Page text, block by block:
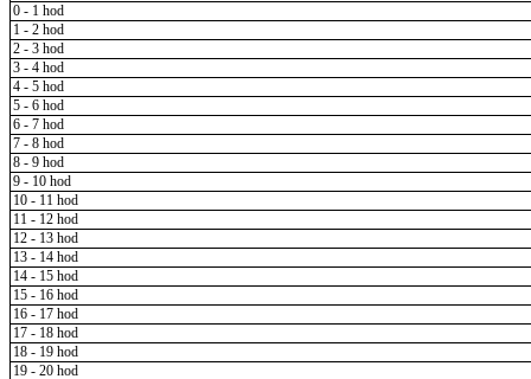
0 - 1 hod
1 - 2 hod
2 - 3 hod
3 - 4 hod
4 - 5 hod
5 - 6 hod
6 - 7 hod
7 - 8 hod
8 - 9 hod
9 - 10 hod
10 - 11 hod
11 - 12 hod
12 - 13 hod
13 - 14 hod
14 - 15 hod
15 - 16 hod
16 - 17 hod
17 - 18 hod
18 - 19 hod
19 - 20 hod